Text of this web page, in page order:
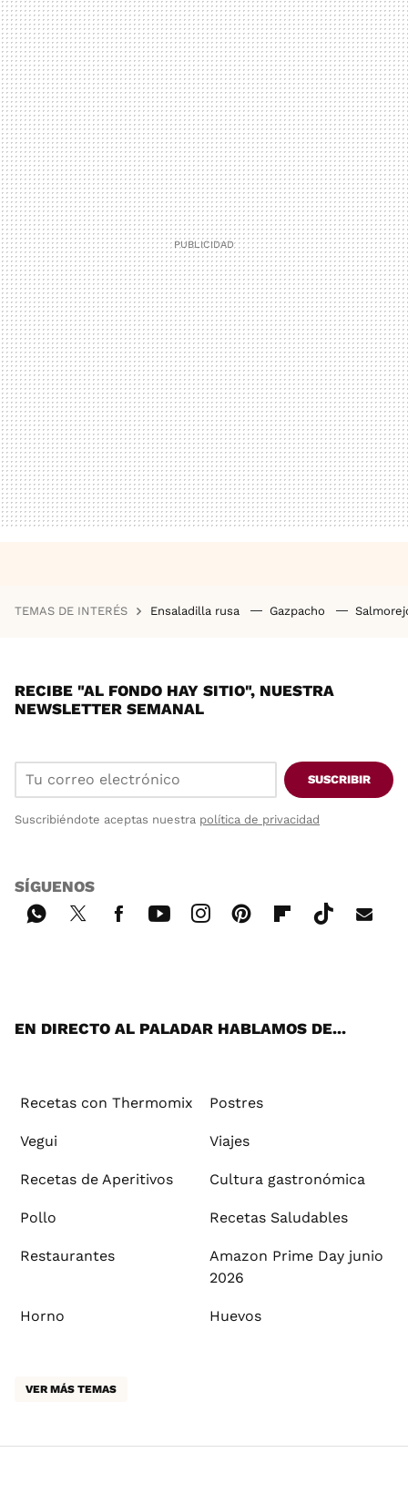
TEMAS DE INTERÉS Ensaladilla rusa Gazpacho
RECIBE "AL FONDO HAY SITIO", NUESTRA
NEWSLETTER SEMANAL
SUSCRIBIR
Suscribiéndote aceptas nuestra política de privacidad
SÍGUENOS
EN DIRECTO AL PALADAR HABLAMOS DE...
Recetas con Thermomix Postres
Vegui Viajes
Recetas de Aperitivos Cultura gastronómica
Pollo Recetas Saludables
Restaurantes
Amazon Prime Day junio
2026
Horno Huevos
VER MÁS TEMAS